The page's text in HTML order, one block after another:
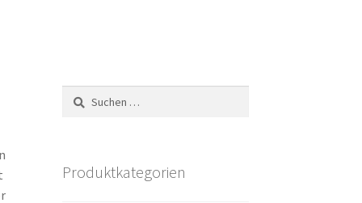
Suchen
nach:
Produktkategorien